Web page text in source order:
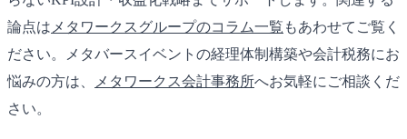
論点は メタワークスグループのコラム一覧 もあわせてご覧く
ださい。メタバースイベントの経理体制構築や会計税務にお
悩みの方は、
メタワークス会計事務所へお気軽にご相談くだ
さい。